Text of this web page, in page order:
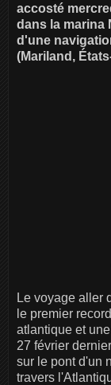
accosté
dans la marina
d'une
(Mariland,
Le voyage aller
le premier
atlantique et
27 février
sur le pont d'un
travers